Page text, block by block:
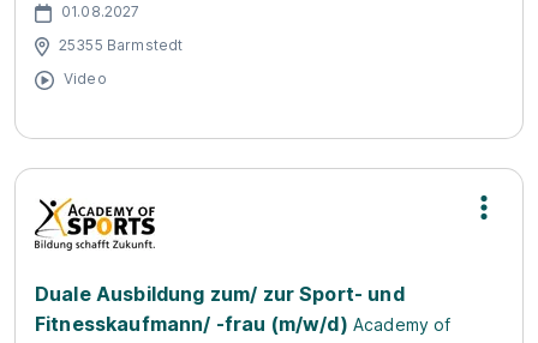
01.08.2027
25355 Barmstedt
Video
Duale Ausbildung zum/ zur Sport- und
Fitnesskaufmann/ -frau (m/w/d) Academy of